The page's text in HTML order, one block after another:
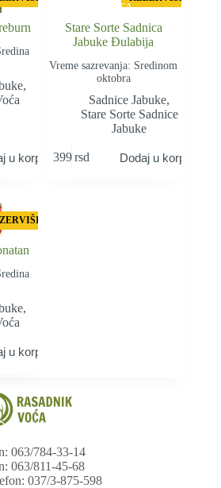
,
u korpu
SORTA
Stare Sorte Sadnica
Jabuke Đulabija
Vreme sazrevanja: Sredinom
oktobra
Sadnice Jabuke,
Stare Sorte Sadnice
Jabuke
399 rsd Dodaj u korpu
,
u korpu
063/784-33-14
063/811-45-68
037/3-875-598